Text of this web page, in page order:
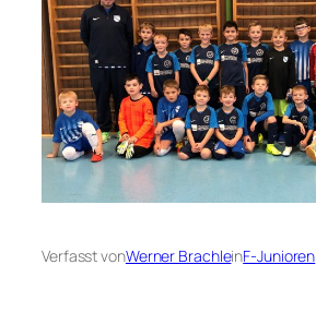
Verfasst vonWerner BrachleinF-Junioren